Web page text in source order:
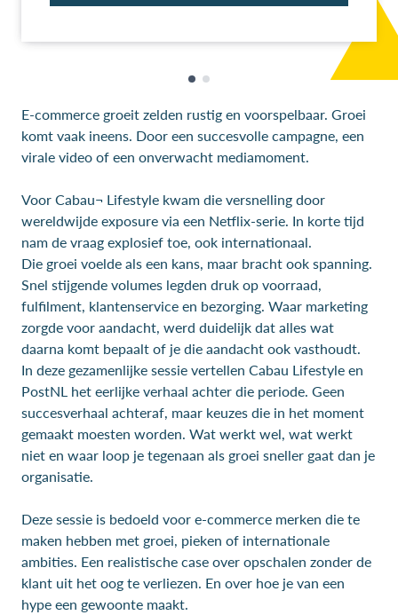
E-commerce groeit zelden rustig en voorspelbaar. Groei
komt vaak ineens. Door een succesvolle campagne, een
virale video of een onverwacht mediamoment.
Voor Cabau¬ Lifestyle kwam die versnelling door
wereldwijde exposure via een Netflix-serie. In korte tijd
nam de vraag explosief toe, ook internationaal.
Die groei voelde als een kans, maar bracht ook spanning.
Snel stijgende volumes legden druk op voorraad,
fulfilment, klantenservice en bezorging. Waar marketing
zorgde voor aandacht, werd duidelijk dat alles wat
daarna komt bepaalt of je die aandacht ook vasthoudt.
In deze gezamenlijke sessie vertellen Cabau Lifestyle en
PostNL het eerlijke verhaal achter die periode. Geen
succesverhaal achteraf, maar keuzes die in het moment
gemaakt moesten worden. Wat werkt wel, wat werkt
niet en waar loop je tegenaan als groei sneller gaat dan je
organisatie.
Deze sessie is bedoeld voor e-commerce merken die te
maken hebben met groei, pieken of internationale
ambities. Een realistische case over opschalen zonder de
klant uit het oog te verliezen. En over hoe je van een
hype een gewoonte maakt.